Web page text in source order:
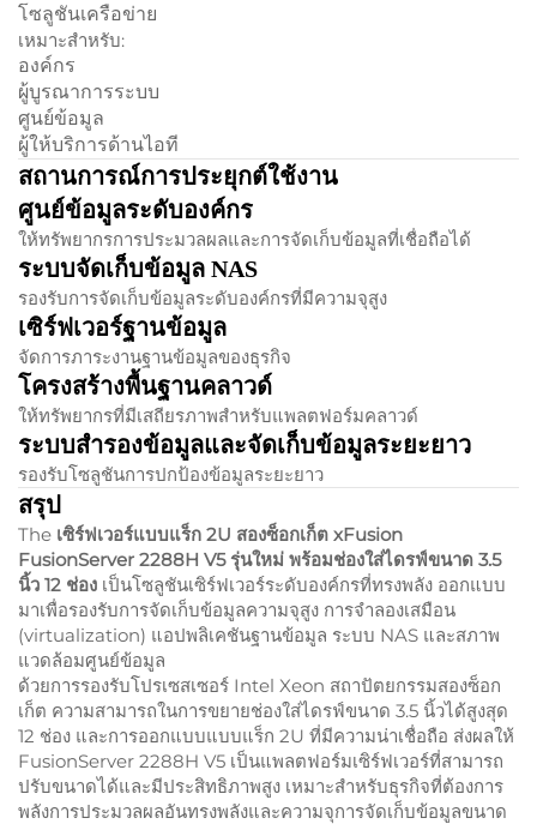
โซลูชันเครือข่าย
เหมาะสำหรับ:
องค์กร
ผู้บูรณาการระบบ
ศูนย์ข้อมูล
ผู้ให้บริการด้านไอที
สถานการณ์การประยุกต์ใช้งาน
ศูนย์ข้อมูลระดับองค์กร
ให้ทรัพยากรการประมวลผลและการจัดเก็บข้อมูลที่เชื่อถือได้
ระบบจัดเก็บข้อมูล NAS
รองรับการจัดเก็บข้อมูลระดับองค์กรที่มีความจุสูง
เซิร์ฟเวอร์ฐานข้อมูล
จัดการภาระงานฐานข้อมูลของธุรกิจ
โครงสร้างพื้นฐานคลาวด์
ให้ทรัพยากรที่มีเสถียรภาพสำหรับแพลตฟอร์มคลาวด์
ระบบสำรองข้อมูลและจัดเก็บข้อมูลระยะยาว
รองรับโซลูชันการปกป้องข้อมูลระยะยาว
สรุป
The เซิร์ฟเวอร์แบบแร็ก 2U สองซ็อกเก็ต xFusion
FusionServer 2288H V5 รุ่นใหม่ พร้อมช่องใส่ไดรฟ์ขนาด 3.5
นิ้ว 12 ช่อง เป็นโซลูชันเซิร์ฟเวอร์ระดับองค์กรที่ทรงพลัง ออกแบบ
มาเพื่อรองรับการจัดเก็บข้อมูลความจุสูง การจำลองเสมือน
(virtualization) แอปพลิเคชันฐานข้อมูล ระบบ NAS และสภาพ
แวดล้อมศูนย์ข้อมูล
ด้วยการรองรับโปรเซสเซอร์ Intel Xeon สถาปัตยกรรมสองซ็อก
เก็ต ความสามารถในการขยายช่องใส่ไดรฟ์ขนาด 3.5 นิ้วได้สูงสุด
12 ช่อง และการออกแบบแบบแร็ก 2U ที่มีความน่าเชื่อถือ ส่งผลให้
FusionServer 2288H V5 เป็นแพลตฟอร์มเซิร์ฟเวอร์ที่สามารถ
ปรับขนาดได้และมีประสิทธิภาพสูง เหมาะสำหรับธุรกิจที่ต้องการ
พลังการประมวลผลอันทรงพลังและความจุการจัดเก็บข้อมูลขนาด